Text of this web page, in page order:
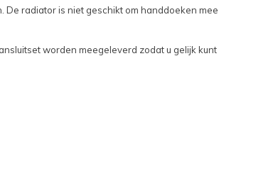
De radiator is niet geschikt om handdoeken mee
worden meegeleverd zodat u gelijk kunt